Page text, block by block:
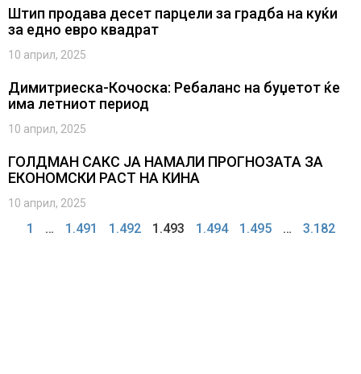
Штип продава десет парцели за градба на куќи
за едно евро квадрат
10 април, 2025
Димитриеска-Кочоска: Ребаланс на буџетот ќе
има летниот период
10 април, 2025
ГОЛДМАН САКС ЈА НАМАЛИ ПРОГНОЗАТА ЗА
ЕКОНОМСКИ РАСТ НА КИНА
10 април, 2025
1 … 1.491 1.492 1.493 1.494 1.495 … 3.182